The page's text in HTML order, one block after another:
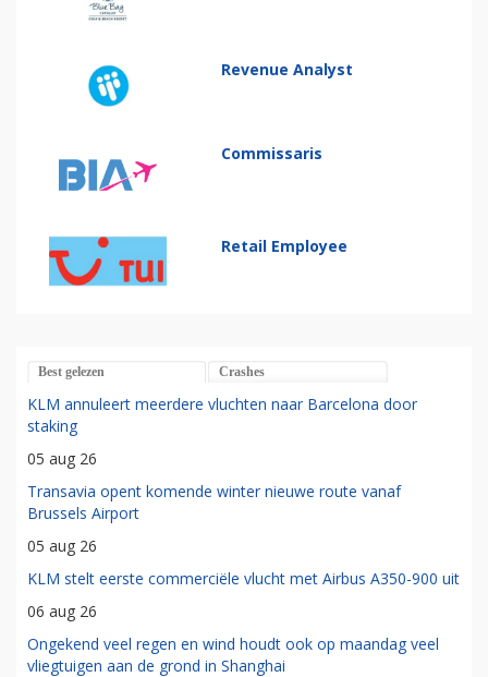
Revenue Analyst
Commissaris
Retail Employee
Best gelezen Crashes
KLM annuleert meerdere vluchten naar Barcelona door
staking
05 aug 26
Transavia opent komende winter nieuwe route vanaf
Brussels Airport
05 aug 26
KLM stelt eerste commerciële vlucht met Airbus A350-900 uit
06 aug 26
Ongekend veel regen en wind houdt ook op maandag veel
vliegtuigen aan de grond in Shanghai